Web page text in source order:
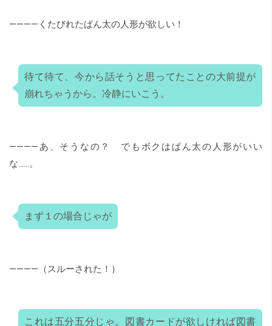
――――くたびれたぱん太の人形が欲しい！
待て待て、今から話そうと思ってたことの大前提が
崩れちゃうから。冷静にいこう。
――――あ、そうなの？ でもボクはぱん太の人形がいい
な……。
まず１の場合じゃが
――――（スルーされた！）
これは五分五分じゃ。図書カードが欲しければ図書